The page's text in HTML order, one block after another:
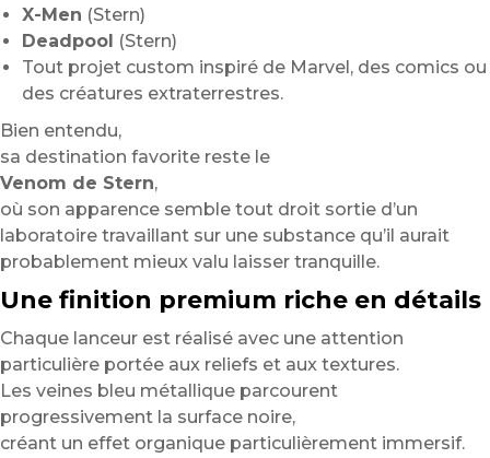
X-Men (Stern)
Deadpool (Stern)
Tout projet custom inspiré de Marvel, des comics ou
des créatures extraterrestres.
Bien entendu,
sa destination favorite reste le
Venom de Stern,
où son apparence semble tout droit sortie d’un
laboratoire travaillant sur une substance qu’il aurait
probablement mieux valu laisser tranquille.
Une finition premium riche en détails
Chaque lanceur est réalisé avec une attention
particulière portée aux reliefs et aux textures.
Les veines bleu métallique parcourent
progressivement la surface noire,
créant un effet organique particulièrement immersif.